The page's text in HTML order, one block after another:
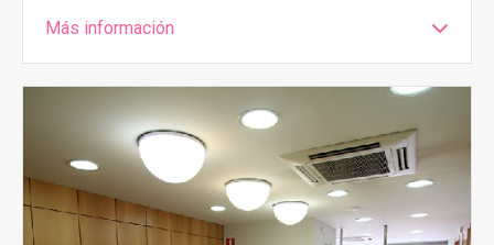
Más información